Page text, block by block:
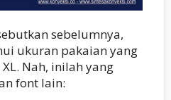
sebelumnya,
ukuran pakaian yang
Nah, inilah yang
font lain: